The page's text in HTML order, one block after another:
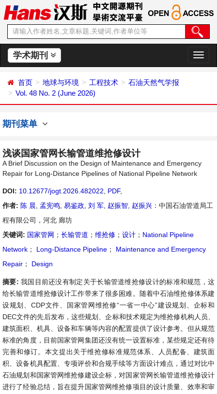
学术期刊
切
换
首页 地球与环境 工程技术
石油天然气学报
Vol. 48 No. 2 (June 2026)
期刊菜单
浅谈国家管网长输管道维抢修设计
A Brief Discussion on the Design of Maintenance and Emergency
Repair for Long-Distance Pipelines of National Pipeline Network
DOI: 10.12677/jogt.2026.482022 PDF,
作者: 陈 晨 孟宪鸣 易鉴政 刘 军 赵振智 赵振兴 ：中国石油管道局工
程有限公司，河北 廊坊
关键词: 国家管网 ； 长输管道 ； 维抢修 ； 设计 ； National Pipeline
Network ； Long-Distance Pipeline ；
Maintenance and Emergency
Repair ； Design
摘要: 我国目前还没有制定关于长输管道维抢修设计的标准和规范，这
给长输管道维抢修设计工作带来了很多困难。随着中石油维抢修体系建
设规划、CDP文件、国家管网维抢修“一省一中心”建设规划、企标和
DEC文件的先后发布，这些规划、企标和技术规定为维抢修机构人员、
建筑面积、机具、设备和车辆等内容的配置提供了设计参考。但从规范
标准的角度，目前国家管网集团还没有统一设置标准，某些规定还有待
完善和修订。本文提出关于维抢修标准规范体系、人员配备、建筑面
积、设备机具配置、专项评价和合规手续等方面设计难点，通过对比中
石油规划和国家管网维抢修建设企标，对国家管网长输管道维抢修设计
进行了经验总结，旨在提升国家管网维抢修项目的设计质量、效率和审